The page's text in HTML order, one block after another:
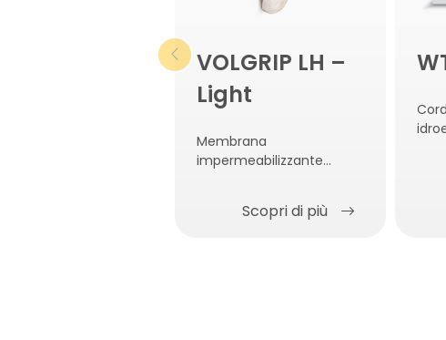
VOLGRIP LH –
Light
Membrana
impermeabilizzante
calcestruzzo.Scopri di più